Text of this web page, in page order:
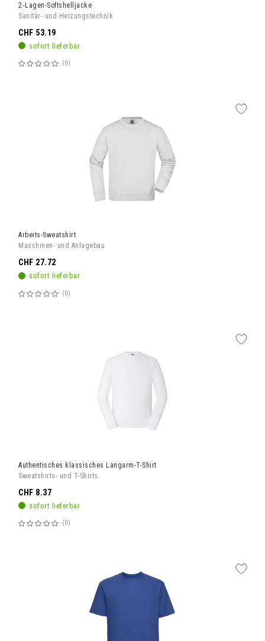
2‑Lagen-Softshelljacke
Sanitär- und Heizungstechnik
sofort lieferbar
Bewertung:
0
CHF 53.19
Arbeits-Sweatshirt
Maschinen- und Anlagebau
sofort lieferbar
Bewertung:
0
CHF 27.72
Authentisches klassisches Langarm-T-Shirt
Sweatshirts- und T-Shirts
sofort lieferbar
Bewertung:
0
CHF 8.37